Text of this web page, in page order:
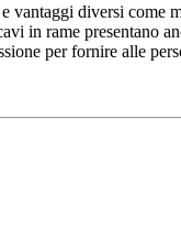
diversi
in ​​rame presentano
per fornire alle